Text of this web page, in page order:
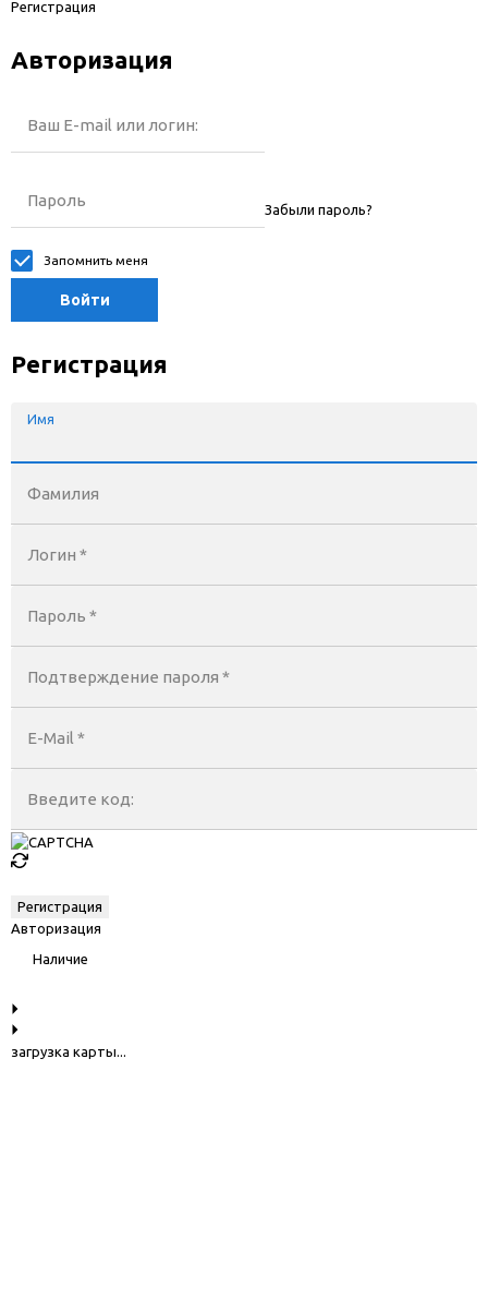
Регистрация
Авторизация
Ваш E-mail или логин:
Пароль Забыли пароль?
Запомнить меня
Войти
Регистрация
Имя
Фамилия
Логин *
Пароль *
Подтверждение пароля *
E-Mail*
Введите код:
Авторизация
Наличие
загрузка карты...